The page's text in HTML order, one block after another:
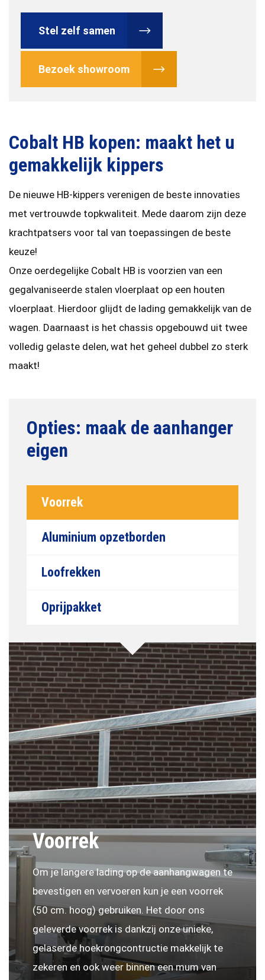
Stel zelf samen
Bezoek showroom
Cobalt HB kopen: maakt het u
gemakkelijk kippers
De nieuwe HB-kippers verenigen de beste innovaties
met vertrouwde topkwaliteit. Mede daarom zijn deze
krachtpatsers voor tal van toepassingen de beste
keuze!
Onze oerdegelijke Cobalt HB is voorzien van een
gegalvaniseerde stalen vloerplaat op een houten
vloerplaat. Hierdoor glijdt de lading gemakkelijk van de
wagen. Daarnaast is het chassis opgebouwd uit twee
volledig gelaste delen, wat het geheel dubbel zo sterk
maakt!
Voorrek
Aluminium opzetborden
Loofrekken
Oprijpakket
Voorrek
Om je langere lading op de aanhangwagen te
bevestigen en vervoeren kun je een voorrek
(50 cm. hoog) gebruiken. Het door ons
geleverde voorrek is dankzij onze unieke,
gelaserde hoekrongcontructie makkelijk te
zekeren en ook weer binnen een mum van